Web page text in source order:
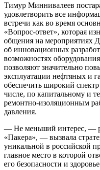
Тимур Миннивалеев
удовлетворить все
встречи как во время
«Вопрос-ответ», которая
общения на мероприятиях
об инновационных
возможностях
позволяют значительно
эксплуатации нефтяных и
обеспечить широкий
числе, по капитальному и
ремонтно-изоляционным
давления.
— Не меньший интерес, —
«Пакера», — вызвала
уникальной в российской
главное место в которой
его безопасности и